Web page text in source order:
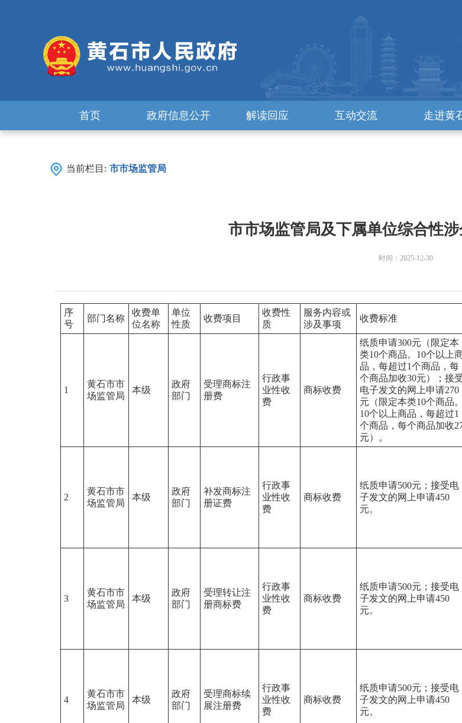
首页 政府信息公开 解读回应 互动交流 走进黄
当前栏目: 市市场监管局
市市场监管局及下属单位综合性
时间：2025-12-30
序
号
部门名称
收费单
位名称
单位
性质
收费项目
收费性
质
服务内容或
涉及事项
收费标准
1
黄石市市
场监管局
本级
政府
部门
受理商标注
册费
行政事
业性收
费
商标收费
纸质申请300元（限定本
类10个商品。10个以上
品，每超过1个商品，每
个商品加收30元）；接
电子发文的网上申请270
元（限定本类10个商品。
10个以上商品，每超过1
个商品，每个商品加收
元）。
2
黄石市市
场监管局
本级
政府
部门
补发商标注
册证费
行政事
业性收
费
商标收费
纸质申请500元；接受电
子发文的网上申请450
元。
3
黄石市市
场监管局
本级
政府
部门
受理转让注
册商标费
行政事
业性收
费
商标收费
纸质申请500元；接受电
子发文的网上申请450
元。
4
黄石市市
场监管局
本级
政府
部门
受理商标续
展注册费
行政事
业性收
费
商标收费
纸质申请500元；接受电
子发文的网上申请450
元。